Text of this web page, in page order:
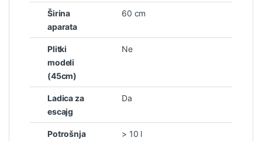
Širina
aparata
60 cm
Plitki
modeli
(45cm)
Ne
Ladica za
escajg
Da
Potrošnja
> 10 l